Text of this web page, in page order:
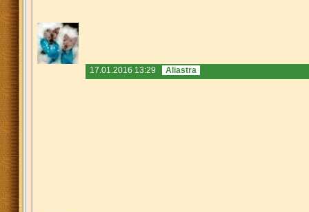
17.01.2016 13:29 Aliastra